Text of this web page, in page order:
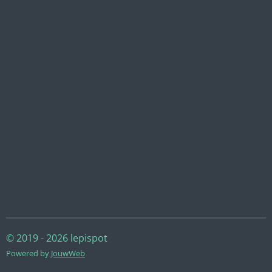
© 2019 - 2026 lepispot
Powered by JouwWeb